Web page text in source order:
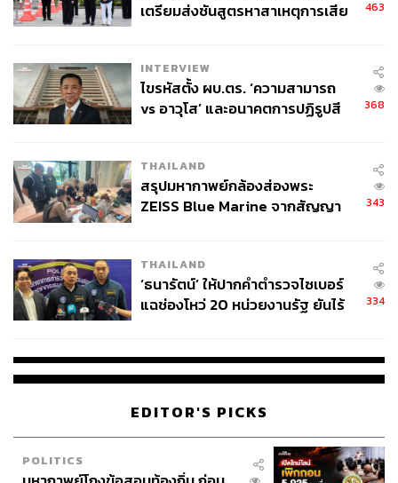
เตรียมส่งชันสูตรหาสาเหตุการเสีย
463
INTERVIEW
ไขรหัสตั้ง ผบ.ตร. ‘ความสามารถ
vs อาวุโส’ และอนาคตการปฏิรูปสี
368
THAILAND
สรุปมหากาพย์กล้องส่องพระ
ZEISS Blue Marine จากสัญญา
จ่ายหนี้-แอบระบุแบรนด์
343
THAILAND
‘ธนารัตน์’ ให้ปากคำตำรวจไซเบอร์
แฉช่องโหว่ 20 หน่วยงานรัฐ ยันไร้
334
EDITOR'S PICKS
POLITICS